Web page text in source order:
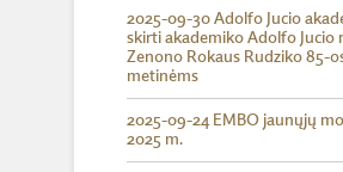
2025-09-30 Adolfo Jucio
skirti akademiko Adolfo Jucio
Zenono Rokaus Rudziko 85-
metinėms
2025-09-24 EMBO jaunųjų
2025 m.